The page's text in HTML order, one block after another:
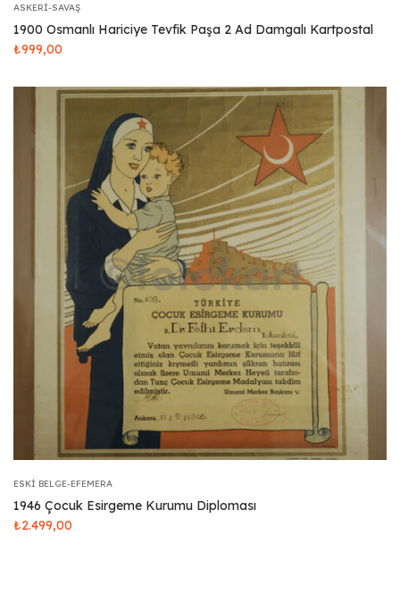
ASKERI-SAVAŞ
1900 Osmanlı Hariciye Tevfik Paşa 2 Ad Damgalı Kartpostal
₺999,00
ESKI BELGE-EFEMERA
1946 Çocuk Esirgeme Kurumu Diploması
₺2.499,00